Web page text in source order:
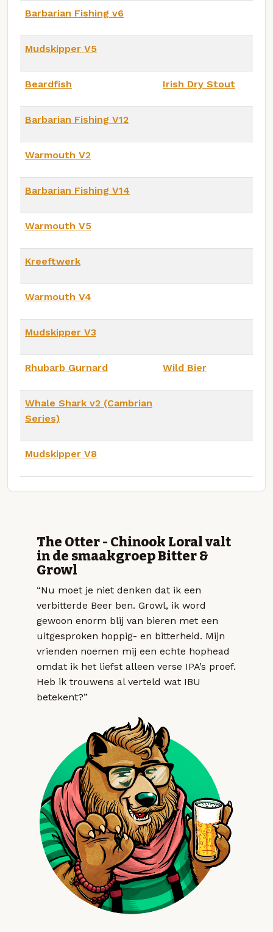
Barbarian Fishing v6
Mudskipper V5
Beardfish Irish Dry Stout
Barbarian Fishing V12
Warmouth V2
Barbarian Fishing V14
Warmouth V5
Kreeftwerk
Warmouth V4
Mudskipper V3
Rhubarb Gurnard Wild Bier
Whale Shark v2 (Cambrian
Series)
Mudskipper V8
The Otter - Chinook Loral valt
in de smaakgroep Bitter &
Growl
“Nu moet je niet denken dat ik een
verbitterde Beer ben. Growl, ik word
gewoon enorm blij van bieren met een
uitgesproken hoppig- en bitterheid. Mijn
vrienden noemen mij een echte hophead
omdat ik het liefst alleen verse IPA’s proef.
Heb ik trouwens al verteld wat IBU
betekent?”